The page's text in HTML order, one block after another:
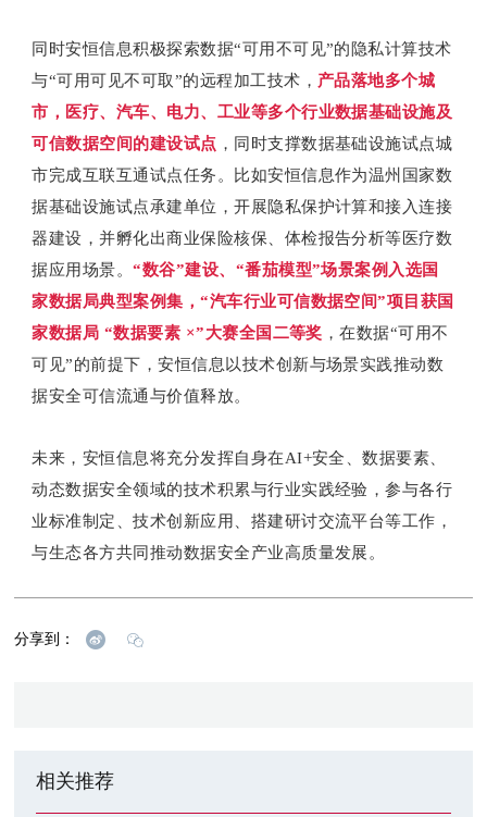
同时安恒信息积极探索数据“可用不可见”的隐私计算技术
与“可用可见不可取”的远程加工技术， 产品落地多个城
市，医疗、汽车、电力、工业等多个行业数据基础设施及
可信数据空间的建设试点 ，同时支撑数据基础设施试点城
市完成互联互通试点任务。比如安恒信息作为温州国家数
据基础设施试点承建单位，开展隐私保护计算和接入连接
器建设，并孵化出商业保险核保、体检报告分析等医疗数
据应用场景。“数谷”建设、“番茄模型”场景案例入选国
家数据局典型案例集，“汽车行业可信数据空间”项目获国
家数据局 “数据要素 ×”大赛全国二等奖 ，在数据“可用不
可见”的前提下，安恒信息以技术创新与场景实践推动数
据安全可信流通与价值释放。
未来，安恒信息将充分发挥自身在AI+安全、数据要素、
动态数据安全领域的技术积累与行业实践经验，参与各行
业标准制定、技术创新应用、搭建研讨交流平台等工作，
与生态各方共同推动数据安全产业高质量发展。
分享到：
相关推荐